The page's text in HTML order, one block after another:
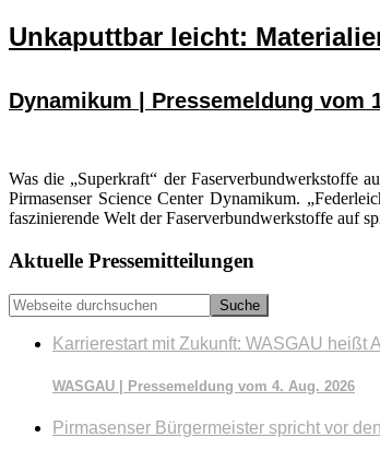
Unkaputtbar leicht:
Dynamikum | Pressemeldung vom
Was die „Superkraft“ der Faserverbundwerkstoffe
Pirmasenser Science Center Dynamikum.
faszinierende Welt der Faserverbundwerkstoffe auf
Seitenspalte
Aktuelle Pressemitteilungen
Webseite
durchsuchen
Karrierestart mit Zukunft: WASGAU heißt
WASGAU | Pressemeldung vom 4. Aug. 2026
Pirmasenser Bürgermeister spricht vor